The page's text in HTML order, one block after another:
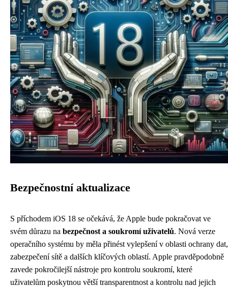
Bezpečnostní aktualizace
S příchodem iOS 18 se očekává, že Apple bude pokračovat ve
svém důrazu na bezpečnost a soukromí uživatelů. Nová verze
operačního systému by měla přinést vylepšení v oblasti ochrany dat,
zabezpečení sítě a dalších klíčových oblastí. Apple pravděpodobně
zavede pokročilejší nástroje pro kontrolu soukromí, které
uživatelům poskytnou větší transparentnost a kontrolu nad jejich